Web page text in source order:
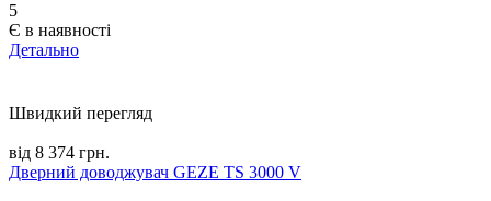
5
Є в наявності
Детально
Швидкий перегляд
від 8 374 грн.
Дверний доводжувач GEZE TS 3000 V